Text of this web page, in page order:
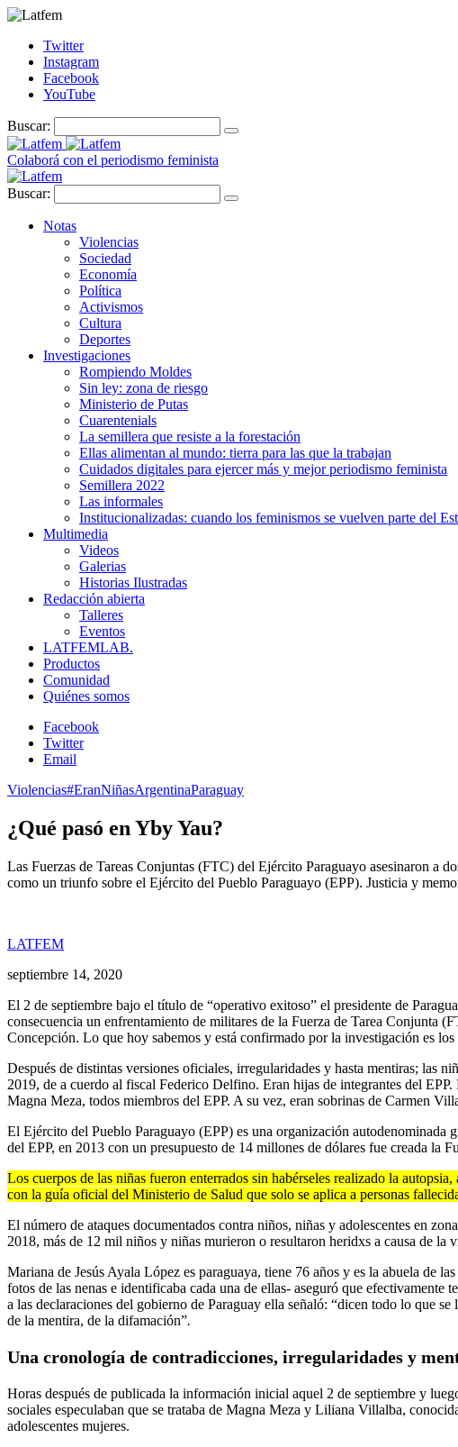
Twitter
Instagram
Facebook
YouTube
Buscar:
Colaborá con el periodismo feminista
Buscar:
Notas
Violencias
Sociedad
Economía
Política
Activismos
Cultura
Deportes
Investigaciones
Rompiendo Moldes
Sin ley: zona de riesgo
Ministerio de Putas
Cuarentenials
La semillera que resiste a la forestación
Ellas alimentan al mundo: tierra para las que la trabajan
Cuidados digitales para ejercer más y mejor periodismo feminista
Semillera 2022
Las informales
Institucionalizadas: cuando los feminismos se vuelven parte del
Multimedia
Videos
Galerias
Historias Ilustradas
Redacción abierta
Talleres
Eventos
LATFEMLAB.
Productos
Comunidad
Quiénes somos
Facebook
Twitter
Email
Violencias#EranNiñasArgentinaParaguay
¿Qué pasó en Yby Yau?
Las Fuerzas de Tareas Conjuntas (FTC) del Ejército Paraguayo asesinaron a
como un triunfo sobre el Ejército del Pueblo Paraguayo (EPP). Justicia y
LATFEM
septiembre 14, 2020
El 2 de septiembre bajo el título de “operativo exitoso” el presidente de
consecuencia un enfrentamiento de militares de la Fuerza de Tarea Conjunta
Concepción. Lo que hoy sabemos y está confirmado por la investigación es
Después de distintas versiones oficiales, irregularidades y hasta mentiras; las
2019, de a cuerdo al fiscal Federico Delfino. Eran hijas de integrantes del
Magna Meza, todos miembros del EPP. A su vez, eran sobrinas de Carmen
El Ejército del Pueblo Paraguayo (EPP) es una organización autodenominada
del EPP, en 2013 con un presupuesto de 14 millones de dólares fue creada la
Los cuerpos de las niñas fueron enterrados sin habérseles realizado la
con la guía oficial del Ministerio de Salud que solo se aplica a personas
El número de ataques documentados contra niños, niñas y adolescentes en
2018, más de 12 mil niños y niñas murieron o resultaron heridxs a causa de la
Mariana de Jesús Ayala López es paraguaya, tiene 76 años y es la abuela de
fotos de las nenas e identificaba cada una de ellas- aseguró que
a las declaraciones del gobierno de Paraguay ella señaló: “dicen todo lo que
de la mentira, de la difamación”.
Una cronología de contradicciones, irregularidades y
Horas después de publicada la información inicial aquel 2 de septiembre y
sociales especulaban que se trataba de Magna Meza y Liliana Villalba,
adolescentes mujeres.